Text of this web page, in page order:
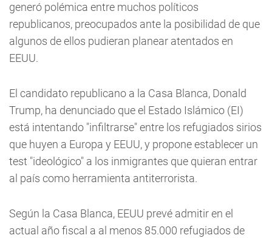
generó polémica entre muchos políticos
republicanos, preocupados ante la posibilidad de que
algunos de ellos pudieran planear atentados en
EEUU.
El candidato republicano a la Casa Blanca, Donald
Trump, ha denunciado que el Estado Islámico (EI)
está intentando "infiltrarse" entre los refugiados sirios
que huyen a Europa y EEUU, y propone establecer un
test "ideológico" a los inmigrantes que quieran entrar
al país como herramienta antiterrorista.
Según la Casa Blanca, EEUU prevé admitir en el
actual año fiscal a al menos 85.000 refugiados de